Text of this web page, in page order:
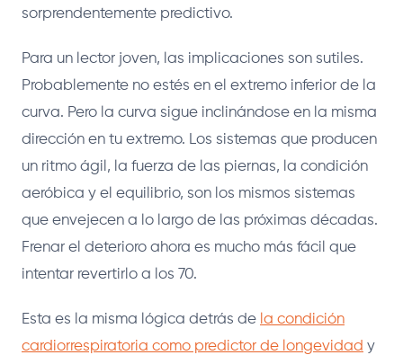
sorprendentemente predictivo.
Para un lector joven, las implicaciones son sutiles.
Probablemente no estés en el extremo inferior de la
curva. Pero la curva sigue inclinándose en la misma
dirección en tu extremo. Los sistemas que producen
un ritmo ágil, la fuerza de las piernas, la condición
aeróbica y el equilibrio, son los mismos sistemas
que envejecen a lo largo de las próximas décadas.
Frenar el deterioro ahora es mucho más fácil que
intentar revertirlo a los 70.
Esta es la misma lógica detrás de la condición
cardiorrespiratoria como predictor de longevidad y